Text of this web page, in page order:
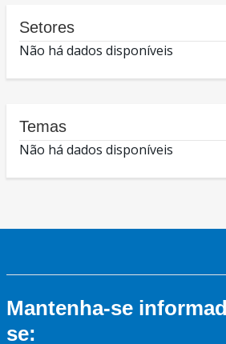
Setores
Não há dados disponíveis
Temas
Não há dados disponíveis
Mantenha-se
se: